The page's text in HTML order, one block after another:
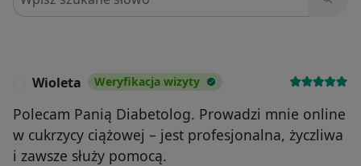
Wioleta Weryfikacja wizyty
Polecam Panią Diabetolog. Prowadzi mnie online
w cukrzycy ciążowej – jest profesjonalna, życzliwa
i zawsze służy pomocą.